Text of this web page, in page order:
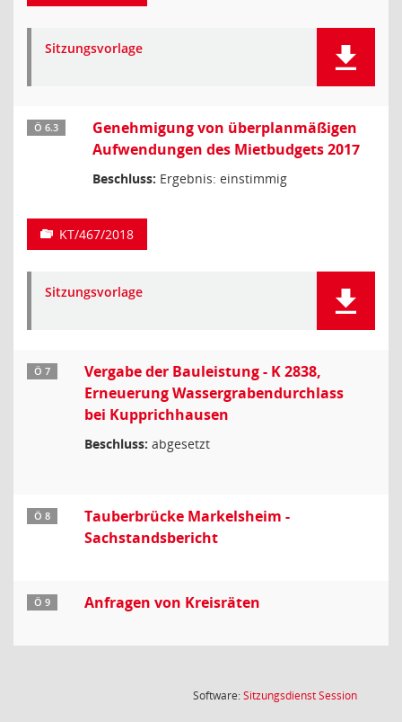
Sitzungsvorlage
Ö 6.3
Genehmigung von überplanmäßigen
Aufwendungen des Mietbudgets 2017
Beschluss: Ergebnis: einstimmig
KT/467/2018
Sitzungsvorlage
Ö 7
Vergabe der Bauleistung - K 2838,
Erneuerung Wassergrabendurchlass
bei Kupprichhausen
Beschluss: abgesetzt
Ö 8
Tauberbrücke Markelsheim -
Sachstandsbericht
Ö 9 Anfragen von Kreisräten
Software:SitzungsdienstSession(Wird in